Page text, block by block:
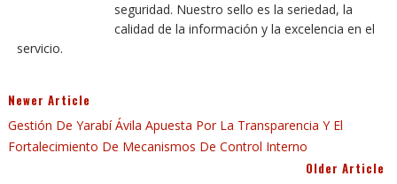
seguridad. Nuestro sello es la seriedad, la
calidad de la información y la excelencia en el
servicio.
Newer Article
Gestión De Yarabí Ávila Apuesta Por La Transparencia Y El
Fortalecimiento De Mecanismos De Control Interno
Older Article